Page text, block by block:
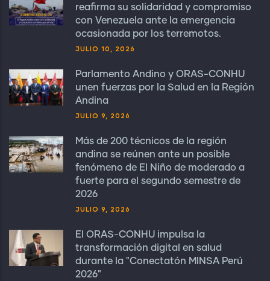
reafirma su solidaridad y compromiso
con Venezuela ante la emergencia
ocasionada por los terremotos.
JULIO 10, 2026
Parlamento Andino y ORAS-CONHU
unen fuerzas por la Salud en la Región
Andina
JULIO 9, 2026
Más de 200 técnicos de la región
andina se reúnen ante un posible
fenómeno de El Niño de moderado a
fuerte para el segundo semestre de
2026
JULIO 9, 2026
El ORAS-CONHU impulsa la
transformación digital en salud
durante la "Conectatón MINSA Perú
2026"